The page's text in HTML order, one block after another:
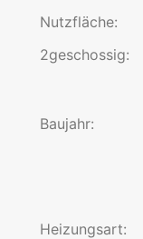
Nutzfläche:
2geschossig:
Baujahr:
Heizungsart: